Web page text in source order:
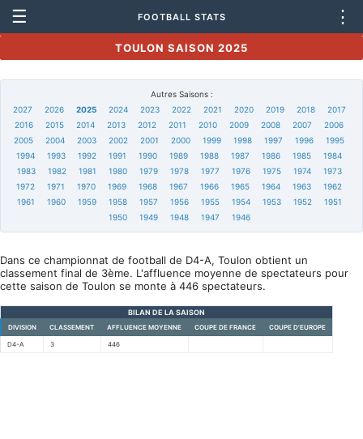
☰ FOOTBALL STATS ⋮
TOULON SAISON 2025
Autres Saisons :
2027
2026 2025 2024 2023 2022 2021 2020 2019 2018
2017
2016
2015 2014 2013 2012 2011 2010 2009 2008 2007
2006
2005
2004 2003 2002 2001 2000 1999 1998 1997 1996
1995
1994
1993 1992 1991 1990 1989 1988 1987 1986 1985
1984
1983
1982 1981 1980 1979 1978 1977 1976 1975 1974
1973
1972
1971 1970 1969 1968 1967 1966 1965 1964 1963
1962
1961
1960 1959 1958 1957 1956 1955 1954 1953 1952
1951
1950
1949 1948 1947 1946
Dans ce championnat de football de D4-A, Toulon obtient un
classement final de 3ème. L'affluence moyenne de spectateurs pour
cette saison de Toulon se monte à 446 spectateurs.
BILAN DE LA SAISON
DIVISION CLASSEMENT AFFLUENCE MOYENNE COUPE DE FRANCE COUPE D'EUROPE
D4-A 3 446